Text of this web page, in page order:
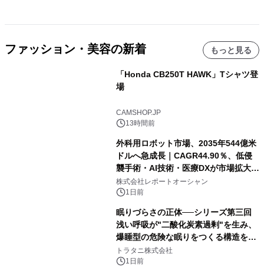
ファッション・美容の新着 もっと見る
「Honda CB250T HAWK」Tシャツ登
場
CAMSHOP.JP
13時間前
外科用ロボット市場、2035年544億米
ドルへ急成長｜CAGR44.90％、低侵
襲手術・AI技術・医療DXが市場拡大を
牽引
株式会社レポートオーシャン
1日前
眠りづらさの正体──シリーズ第三回
浅い呼吸が"二酸化炭素過剰"を生み、
爆睡型の危険な眠りをつくる構造を解
説
トラタニ株式会社
1日前